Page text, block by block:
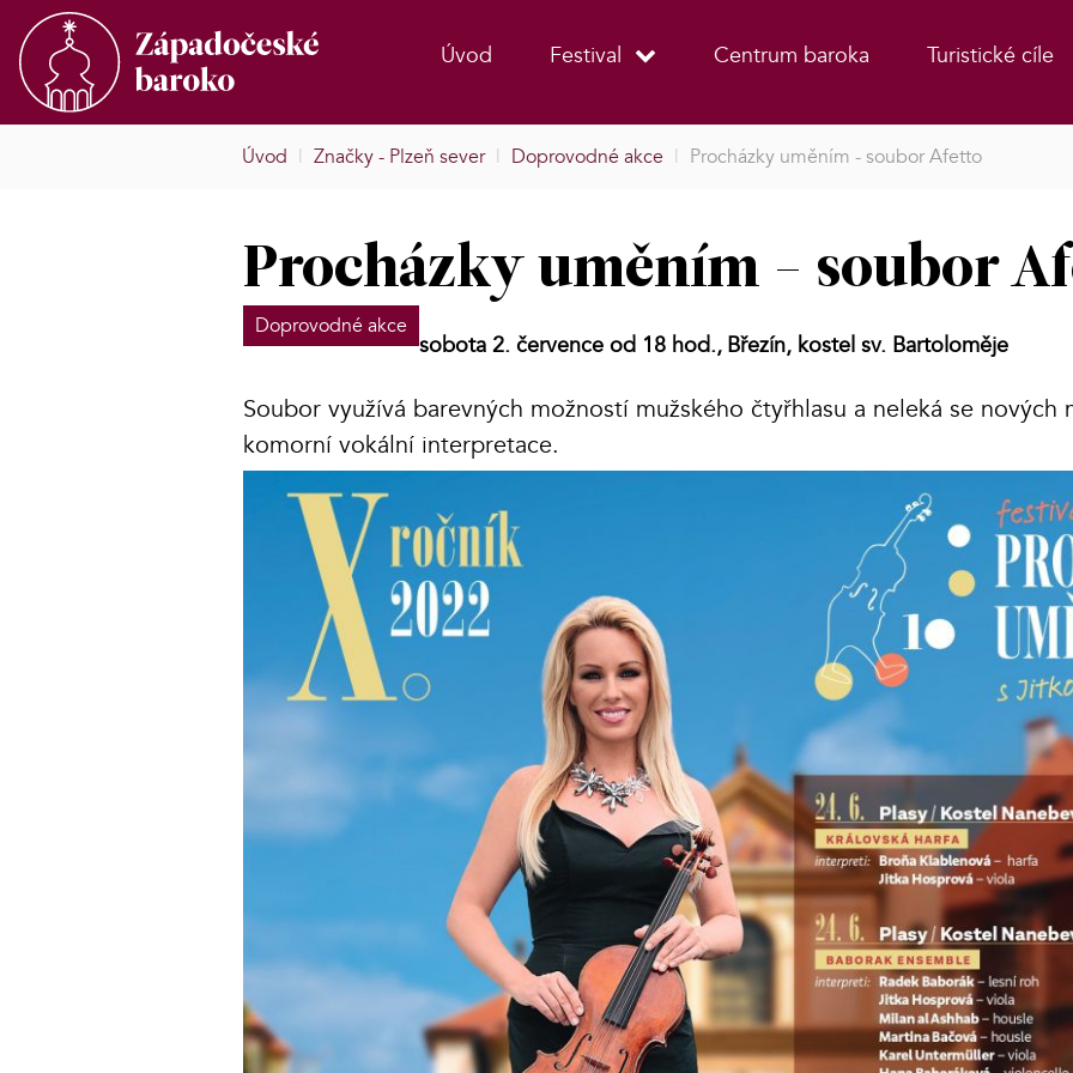
Úvod Festival Centrum baroka Turistické cíle
Úvod | Značky - Plzeň sever | Doprovodné akce | Procházky uměním - soubor Afetto
Procházky uměním - soubor
Doprovodné akce
sobota 2. července od 18 hod., Březín, kostel sv. Bartoloměje
Soubor využívá barevných možností mužského čtyřhlasu a neleká se nových
komorní vokální interpretace.